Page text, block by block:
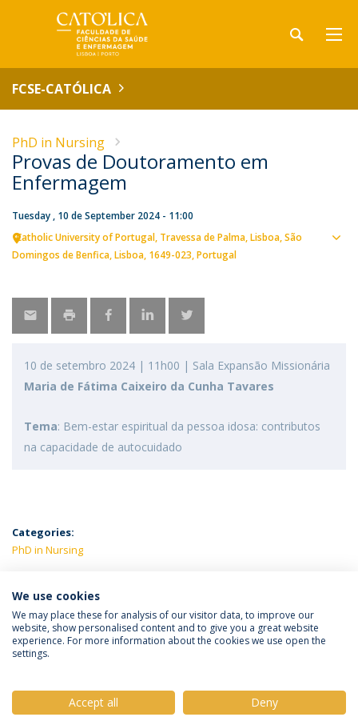
FCSE-CATÓLICA
PhD in Nursing
Provas de Doutoramento em
Enfermagem
Tuesday , 10 de September 2024 - 11:00
Catholic University of Portugal Travessa de Palma Lisboa São
Domingos de Benfica, Lisboa 1649-023 Portugal
10 de setembro 2024 | 11h00 | Sala Expansão Missionária
Maria de Fátima Caixeiro da Cunha Tavares
Tema: Bem-estar espiritual da pessoa idosa: contributos
na capacidade de autocuidado
Categories:
PhD in Nursing
LATEST NEWS
Política de Privacidade
Termos e Condições
We use cookies
We may place these for analysis of our visitor data, to improve our
website, show personalised content and to give you a great website
experience. For more information about the cookies we use open the
settings.
Accept all Deny